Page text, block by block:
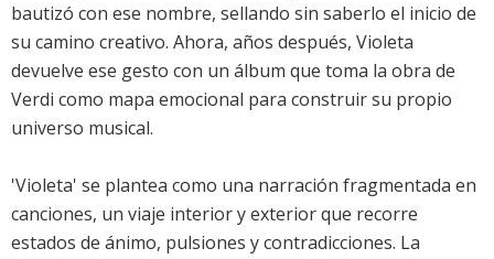
bautizó con ese nombre, sellando sin saberlo el inicio de
su camino creativo. Ahora, años después, Violeta
devuelve ese gesto con un álbum que toma la obra de
Verdi como mapa emocional para construir su propio
universo musical.
'Violeta' se plantea como una narración fragmentada en
canciones, un viaje interior y exterior que recorre
estados de ánimo, pulsiones y contradicciones. La